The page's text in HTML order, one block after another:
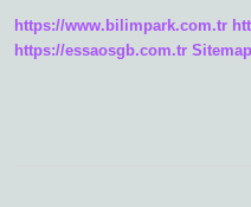
https://www.bilimpark.com.tr
https://essaosgb.com.tr Sitemap